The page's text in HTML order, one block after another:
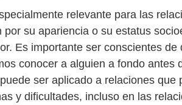
relevante para las
por su apariencia o su estatus
Es importante ser conscientes
conocer a alguien a fondo antes
ser aplicado a relaciones que
y dificultades, incluso en las